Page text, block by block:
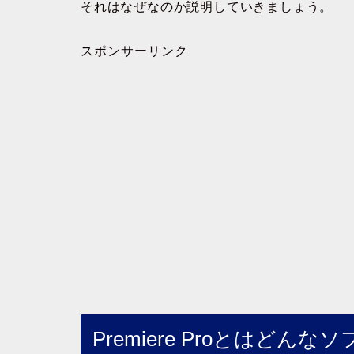
それはなぜなのか説明していきましょう。
スポンサーリンク
Premiere Proとはどんなソ